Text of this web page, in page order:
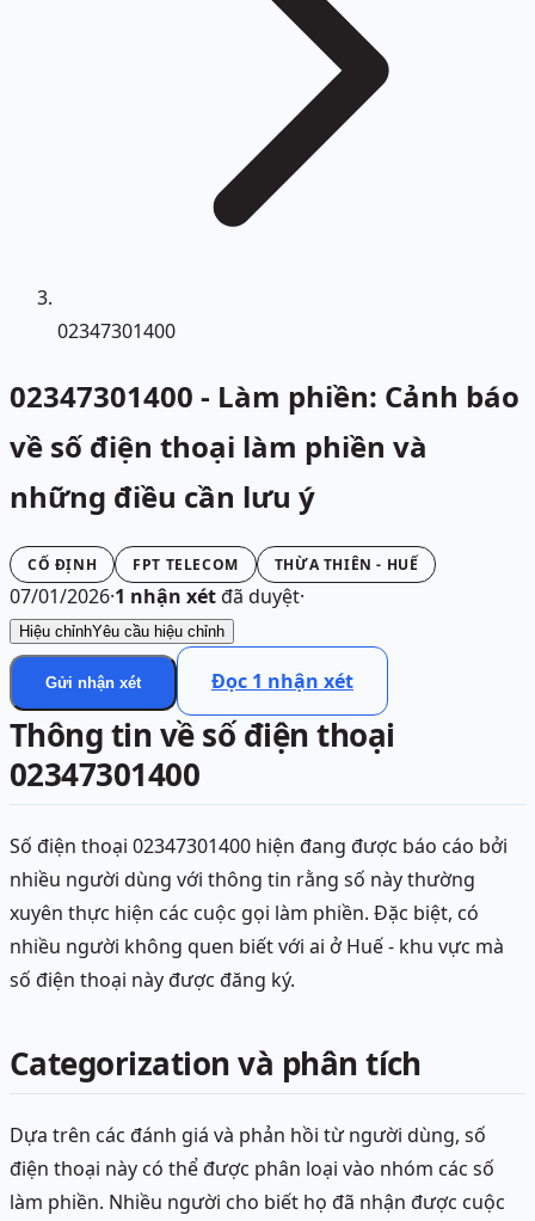
02347301400
02347301400 - Làm phiền: Cảnh báo
về số điện thoại làm phiền và
những điều cần lưu ý
CỐ ĐỊNH FPT TELECOM THỪA THIÊN - HUẾ
07/01/2026·1 nhận xétđã duyệt·
Hiệu chỉnhYêu cầu hiệu chỉnh
Gửi nhận xét Đọc 1 nhận xét
Thông tin về số điện thoại
02347301400
Số điện thoại 02347301400 hiện đang được báo cáo bởi
nhiều người dùng với thông tin rằng số này thường
xuyên thực hiện các cuộc gọi làm phiền. Đặc biệt, có
nhiều người không quen biết với ai ở Huế - khu vực mà
số điện thoại này được đăng ký.
Categorization và phân tích
Dựa trên các đánh giá và phản hồi từ người dùng, số
điện thoại này có thể được phân loại vào nhóm các số
làm phiền. Nhiều người cho biết họ đã nhận được cuộc